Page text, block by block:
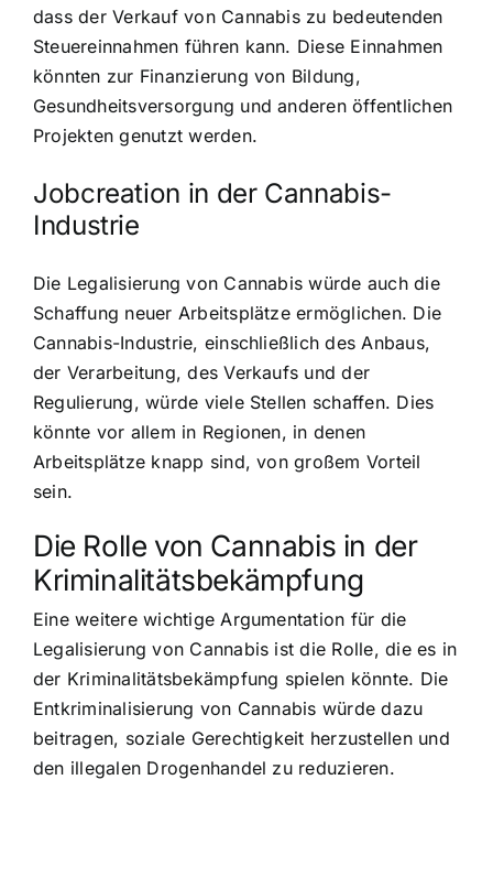
dass der Verkauf von Cannabis zu bedeutenden
Steuereinnahmen führen kann. Diese Einnahmen
könnten zur Finanzierung von Bildung,
Gesundheitsversorgung und anderen öffentlichen
Projekten genutzt werden.
Jobcreation in der Cannabis-
Industrie
Die Legalisierung von Cannabis würde auch die
Schaffung neuer Arbeitsplätze ermöglichen. Die
Cannabis-Industrie, einschließlich des Anbaus,
der Verarbeitung, des Verkaufs und der
Regulierung, würde viele Stellen schaffen. Dies
könnte vor allem in Regionen, in denen
Arbeitsplätze knapp sind, von großem Vorteil
sein.
Die Rolle von Cannabis in der
Kriminalitätsbekämpfung
Eine weitere wichtige Argumentation für die
Legalisierung von Cannabis ist die Rolle, die es in
der Kriminalitätsbekämpfung spielen könnte. Die
Entkriminalisierung von Cannabis würde dazu
beitragen, soziale Gerechtigkeit herzustellenund
den illegalen Drogenhandel zu reduzieren.